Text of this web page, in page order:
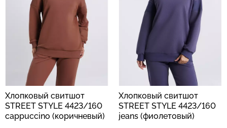
Хлопковый свитшот
STREET STYLE 4423/160
cappuccino (коричневый)
Хлопковый свитшот
STREET STYLE 4423/160
jeans (фиолетовый)